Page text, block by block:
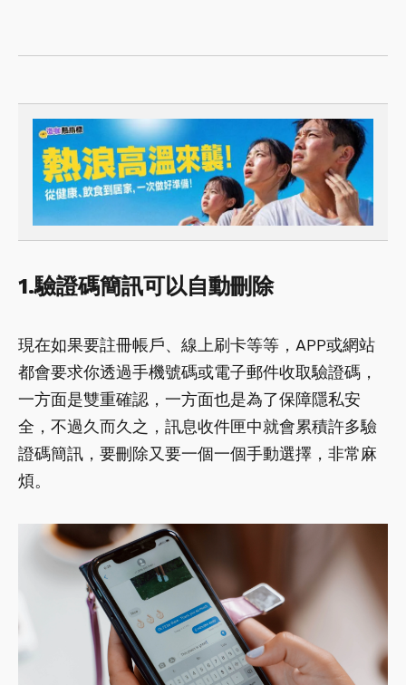
1.驗證碼簡訊可以自動刪除
現在如果要註冊帳戶、線上刷卡等等，APP或網站
都會要求你透過手機號碼或電子郵件收取驗證碼，
一方面是雙重確認，一方面也是為了保障隱私安
全，不過久而久之，訊息收件匣中就會累積許多驗
證碼簡訊，要刪除又要一個一個手動選擇，非常麻
煩。